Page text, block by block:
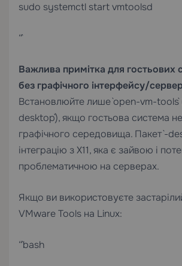
sudo systemctl start vmtoolsd
“`
Важлива примітка для гостьових
без графічного інтерфейсу/
Встановлюйте лише `open-vm-tools`
desktop`), якщо гостьова система
графічного середовища. Пакет `-
інтеграцію з X11, яка є зайвою і
проблематичною на серверах.
Якщо ви використовуєте
VMware Tools на Linux:
“`bash